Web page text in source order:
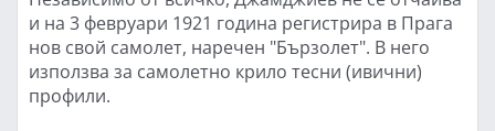
и на 3 февруари 1921 година регистрира в Прага
нов свой самолет, наречен "Бързолет". В него
използва за самолетно крило тесни (ивични)
профили.